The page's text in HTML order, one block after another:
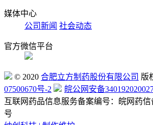
媒体中心
公司新闻 社会动态
官方微信平台
© 2020 合肥立方制药股份有限公司 版
07500670号-2
皖公网安备
互联网药品信息服务备案编号：皖网药信
号